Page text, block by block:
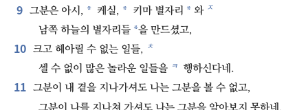
9 그분은 아시, * 케실, * 키마 별자리 * 와 ㅈ
남쪽 하늘의 별자리들 *을 만드셨고,
10 크고 헤아릴 수 없는 일들, ㅊ
셀 수 없이 많은 놀라운 일들을 ㅋ 행하신다네.
11 그분이 내 곁을 지나가셔도 나는 그분을 볼 수 없고,
그분이 나를 지나쳐 가셔도 나는 그분을 알아보지 못하네.